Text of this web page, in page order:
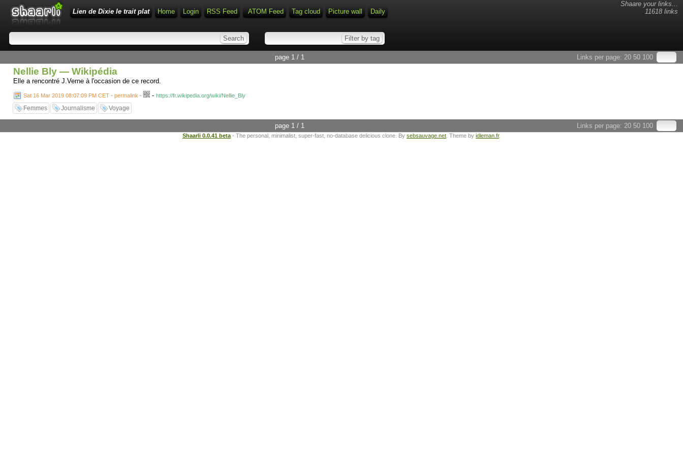
Shaare your links...
11618 links
Lien de Dixie le trait plat Home Login RSS Feed ATOM Feed Tag cloud Picture wall Daily
Links per page: 20 50 100
page 1 / 1
Nellie Bly — Wikipédia
Elle a rencontré J.Verne à l'occasion de ce record.
Sat 16 Mar 2019 08:07:09 PM CET - permalink - - https://fr.wikipedia.org/wiki/Nellie_Bly
Femmes Journalisme Voyage
Links per page: 20 50 100
page 1 / 1
Shaarli 0.0.41 beta - The personal, minimalist, super-fast, no-database delicious clone. By sebsauvage.net . Theme by idleman.fr.